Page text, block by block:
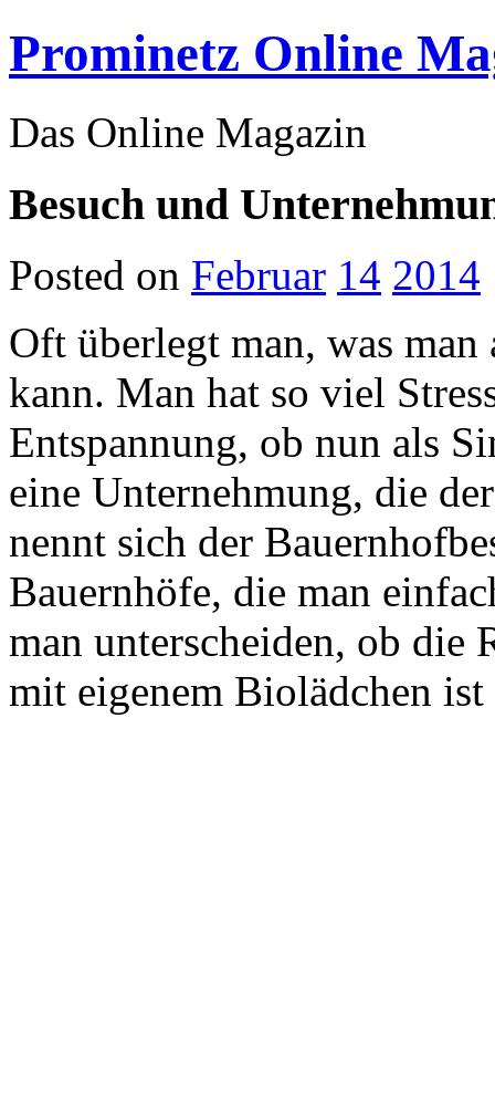
Prominetz Online
Das Online Magazin
Besuch und
Posted on Februar 14 2014
Oft überlegt man, was man
kann. Man hat so viel
Entspannung, ob nun als
eine Unternehmung, die
nennt sich der
Bauernhöfe, die man
man unterscheiden, ob die
mit eigenem Biolädchen